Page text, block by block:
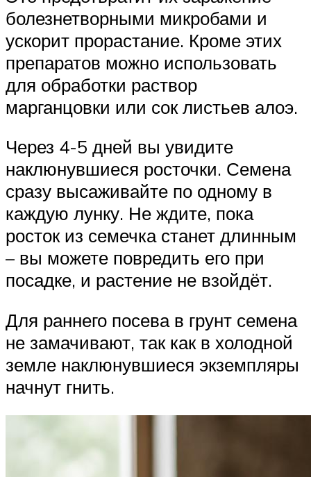
болезнетворными микробами и
ускорит прорастание. Кроме этих
препаратов можно использовать
для обработки раствор
марганцовки или сок листьев алоэ.
Через 4-5 дней вы увидите
наклюнувшиеся росточки. Семена
сразу высаживайте по одному в
каждую лунку. Не ждите, пока
росток из семечка станет длинным
– вы можете повредить его при
посадке, и растение не взойдёт.
Для раннего посева в грунт семена
не замачивают, так как в холодной
земле наклюнувшиеся экземпляры
начнут гнить.